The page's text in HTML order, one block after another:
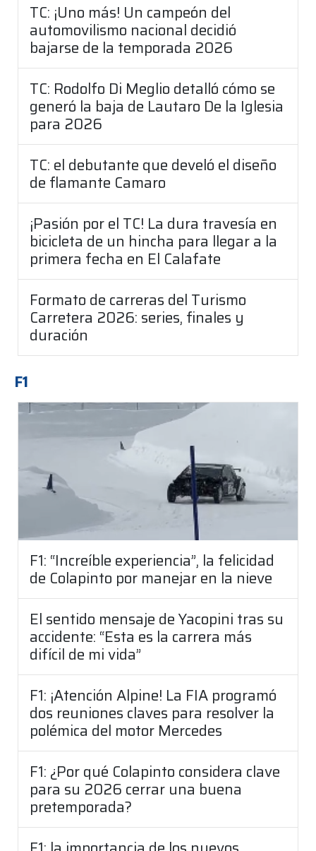
TC: ¡Uno más! Un campeón del
automovilismo nacional decidió
bajarse de la temporada 2026
TC: Rodolfo Di Meglio detalló cómo se
generó la baja de Lautaro De la Iglesia
para 2026
TC: el debutante que develó el diseño
de flamante Camaro
¡Pasión por el TC! La dura travesía en
bicicleta de un hincha para llegar a la
primera fecha en El Calafate
Formato de carreras del Turismo
Carretera 2026: series, finales y
duración
F1
F1: “Increíble experiencia”, la felicidad
de Colapinto por manejar en la nieve
El sentido mensaje de Yacopini tras su
accidente: “Esta es la carrera más
difícil de mi vida”
F1: ¡Atención Alpine! La FIA programó
dos reuniones claves para resolver la
polémica del motor Mercedes
F1: ¿Por qué Colapinto considera clave
para su 2026 cerrar una buena
pretemporada?